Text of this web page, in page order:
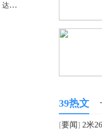
汉堡vs法兰克福：洛孔加、卢卡-武什科维奇首发，堂安律、达胡德出战 今日热门
39热文
[要闻] 2米26徐昕